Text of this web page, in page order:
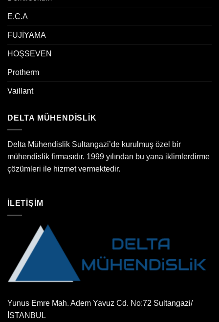
E.C.A
FUJİYAMA
HOŞSEVEN
Protherm
Vaillant
DELTA MÜHENDİSLİK
Delta Mühendislik Sultangazi’de kurulmuş özel bir
mühendislik firmasıdır. 1999 yılından bu yana iklimlerdirme
çözümleri ile hizmet vermektedir.
İLETİŞİM
Yunus Emre Mah. Adem Yavuz Cd. No:72 Sultangazi/
İSTANBUL